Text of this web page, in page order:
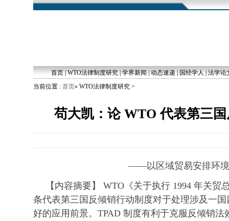
首页|WTO法律制度研究|学界新闻|动态速递|国经学人|法学论
当前位置 : 首页» WTO法律制度研究 >
苟大凯：论 WTO 代表第三
——以区域贸易安排环
【内容摘要】 WTO《关于执行 1994 年关贸
条代表第三国反倾销行动制度对于处理涉及一
好的应用前景。TPAD 制度有利于克服反倾销